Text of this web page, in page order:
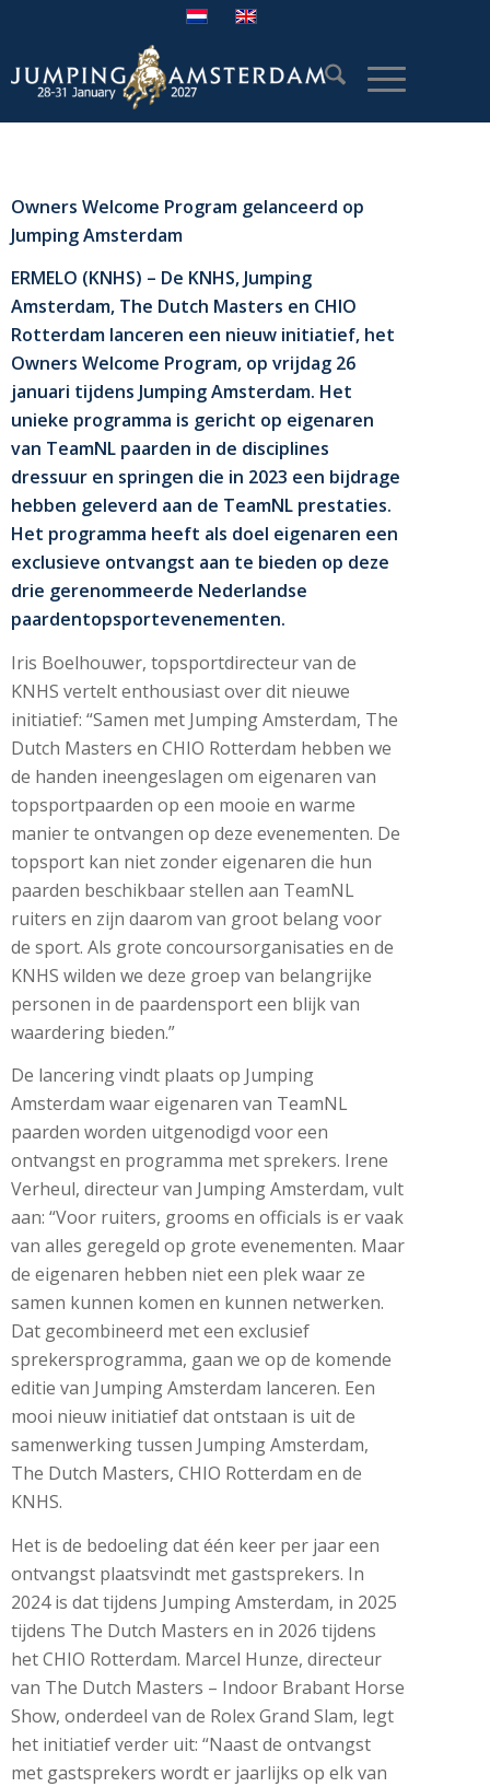
Owners Welcome Program gelanceerd op
Jumping Amsterdam
ERMELO (KNHS) – De KNHS, Jumping
Amsterdam, The Dutch Masters en CHIO
Rotterdam lanceren een nieuw initiatief, het
Owners Welcome Program, op vrijdag 26
januari tijdens Jumping Amsterdam. Het
unieke programma is gericht op eigenaren
van TeamNL paarden in de disciplines
dressuur en springen die in 2023 een bijdrage
hebben geleverd aan de TeamNL prestaties.
Het programma heeft als doel eigenaren een
exclusieve ontvangst aan te bieden op deze
drie gerenommeerde Nederlandse
paardentopsportevenementen.
Iris Boelhouwer, topsportdirecteur van de
KNHS vertelt enthousiast over dit nieuwe
initiatief: “Samen met Jumping Amsterdam, The
Dutch Masters en CHIO Rotterdam hebben we
de handen ineengeslagen om eigenaren van
topsportpaarden op een mooie en warme
manier te ontvangen op deze evenementen. De
topsport kan niet zonder eigenaren die hun
paarden beschikbaar stellen aan TeamNL
ruiters en zijn daarom van groot belang voor
de sport. Als grote concoursorganisaties en de
KNHS wilden we deze groep van belangrijke
personen in de paardensport een blijk van
waardering bieden.”
De lancering vindt plaats op Jumping
Amsterdam waar eigenaren van TeamNL
paarden worden uitgenodigd voor een
ontvangst en programma met sprekers. Irene
Verheul, directeur van Jumping Amsterdam, vult
aan: “Voor ruiters, grooms en officials is er vaak
van alles geregeld op grote evenementen. Maar
de eigenaren hebben niet een plek waar ze
samen kunnen komen en kunnen netwerken.
Dat gecombineerd met een exclusief
sprekersprogramma, gaan we op de komende
editie van Jumping Amsterdam lanceren. Een
mooi nieuw initiatief dat ontstaan is uit de
samenwerking tussen Jumping Amsterdam,
The Dutch Masters, CHIO Rotterdam en de
KNHS.
Het is de bedoeling dat één keer per jaar een
ontvangst plaatsvindt met gastsprekers. In
2024 is dat tijdens Jumping Amsterdam, in 2025
tijdens The Dutch Masters en in 2026 tijdens
het CHIO Rotterdam. Marcel Hunze, directeur
van The Dutch Masters – Indoor Brabant Horse
Show, onderdeel van de Rolex Grand Slam, legt
het initiatief verder uit: “Naast de ontvangst
met gastsprekers wordt er jaarlijks op elk van